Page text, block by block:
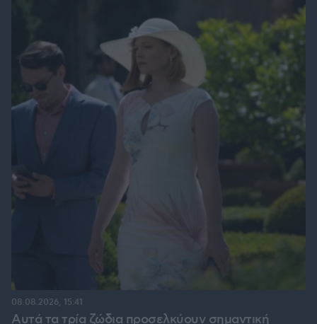
Αυτά τα τρία ζώδια προσελκύουν σημαντική
08.08.2026, 15:41